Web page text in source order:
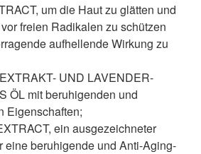
um die Haut zu glätten und
freien Radikalen zu schützen
aufhellende Wirkung zu
UND LAVENDER-
ÖL mit beruhigenden und
Eigenschaften;
ein ausgezeichneter
eine beruhigende und Anti-Aging-